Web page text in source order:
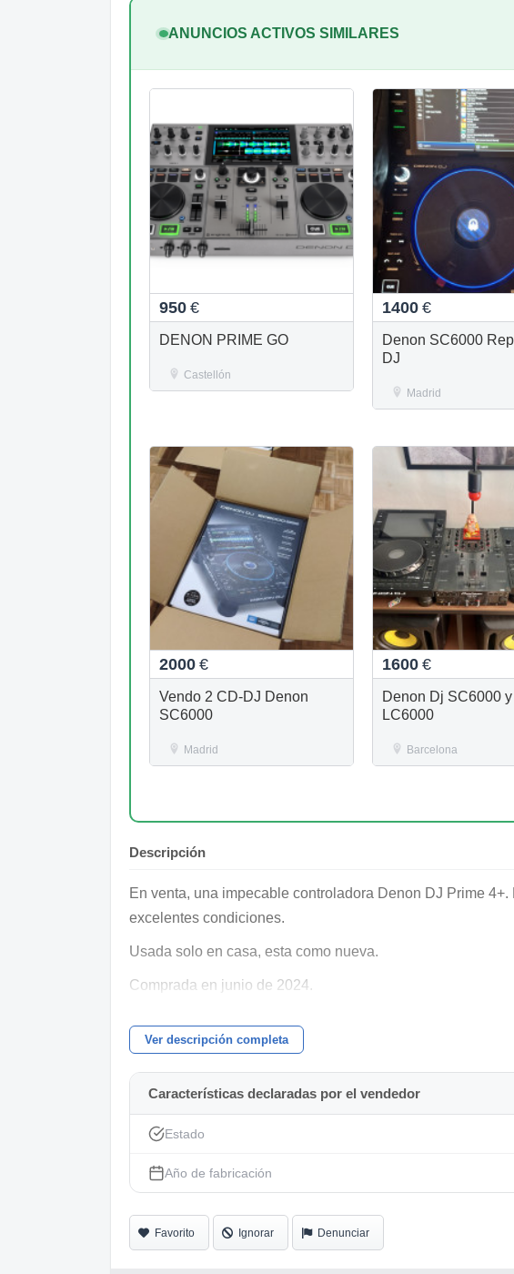
ANUNCIOS ACTIVOS SIMILARES
950 €
DENON PRIME GO
Castellón
1400 €
Denon SC6000
DJ
Madrid
2000 €
Vendo 2 CD-DJ Denon
SC6000
Madrid
1600 €
Denon Dj SC6000 y
LC6000
Barcelona
Descripción
En venta, una impecable controladora Denon DJ Prime
excelentes condiciones.
Usada solo en casa, esta como nueva.
Comprada en junio de 2024.
Tambien incluyo Decksaver y maleta.
Ver descripción completa
Características declaradas por el vendedor
Estado
Año de fabricación
Favorito Ignorar Denunciar